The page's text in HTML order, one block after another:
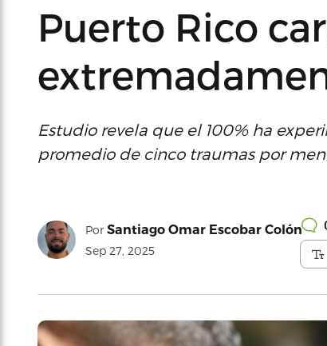
Puerto Rico
Estudio revela que el 100% ha
promedio de cinco traumas por
Por Santiago Omar Escobar Colón
Sep 27, 2025